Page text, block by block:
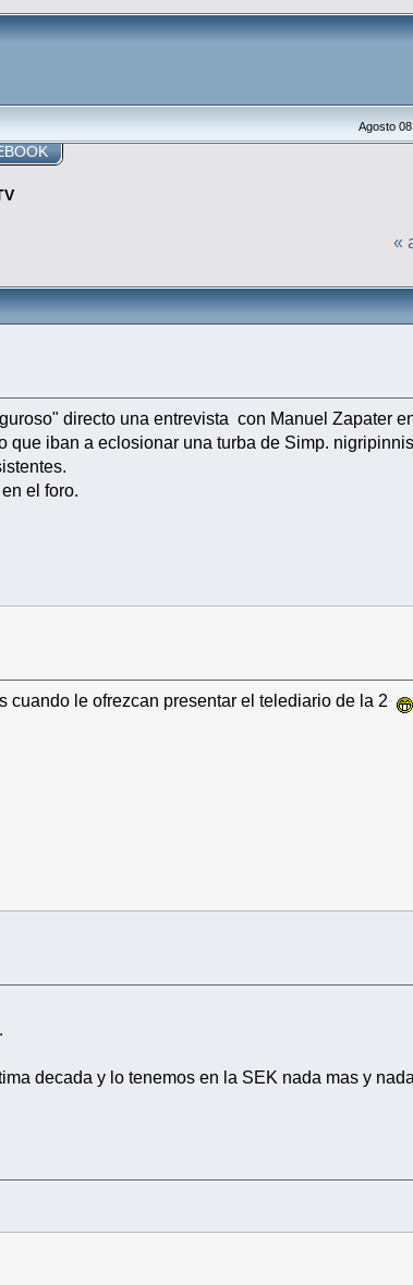
Agosto
«
directo una entrevista con Manuel Zapater
iban a eclosionar una turba de Simp.
el foro.
cuando le ofrezcan presentar el telediario de la 2
decada y lo tenemos en la SEK nada mas y